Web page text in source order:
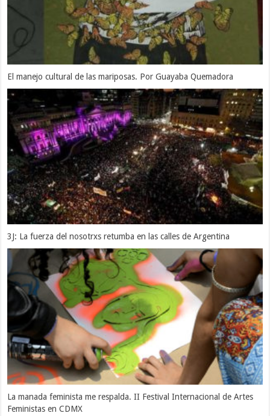
El manejo cultural de las mariposas. Por Guayaba Quemadora
3J: La fuerza del nosotrxs retumba en las calles de Argentina
La manada feminista me respalda. II Festival Internacional de Artes
Feministas en CDMX